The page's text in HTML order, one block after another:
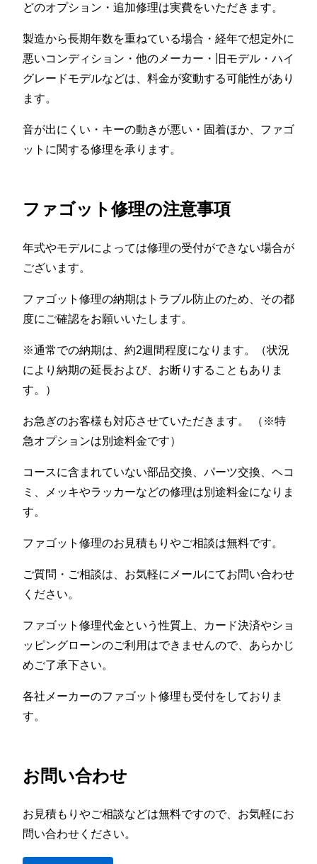
どのオプション・追加修理は実費をいただきます。
製造から長期年数を重ねている場合・経年で想定外に
悪いコンディション・他のメーカー・旧モデル・ハイ
グレードモデルなどは、料金が変動する可能性があり
ます。
音が出にくい・キーの動きが悪い・固着ほか、ファゴ
ットに関する修理を承ります。
ファゴット修理の注意事項
年式やモデルによっては修理の受付ができない場合が
ございます。
ファゴット修理の納期はトラブル防止のため、その都
度にご確認をお願いいたします。
※通常での納期は、約2週間程度になります。（状況
により納期の延長および、お断りすることもありま
す。）
お急ぎのお客様も対応させていただきます。 （※特
急オプションは別途料金です）
コースに含まれていない部品交換、パーツ交換、ヘコ
ミ、メッキやラッカーなどの修理は別途料金になりま
す。
ファゴット修理のお見積もりやご相談は無料です。
ご質問・ご相談は、お気軽にメールにてお問い合わせ
ください。
ファゴット修理代金という性質上、カード決済やショ
ッピングローンのご利用はできませんので、あらかじ
めご了承下さい。
各社メーカーのファゴット修理も受付をしておりま
す。
お問い合わせ
お見積もりやご相談などは無料ですので、お気軽にお
問い合わせください。